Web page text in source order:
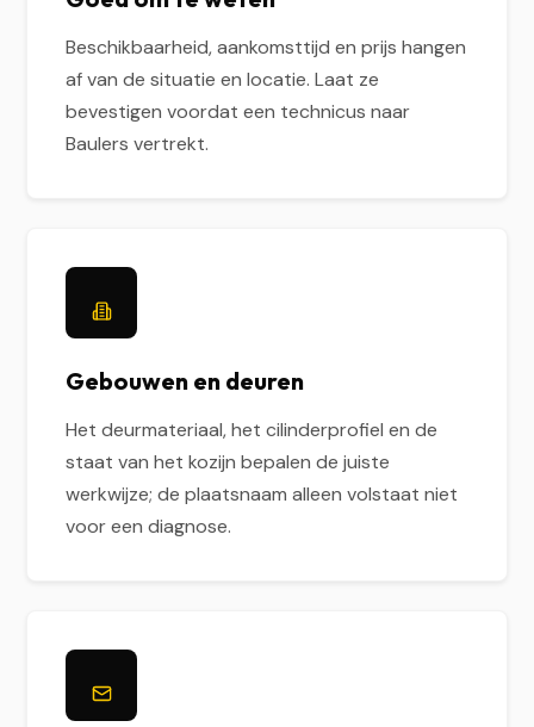
Beschikbaarheid, aankomsttijd en prijs hangen
af van de situatie en locatie. Laat ze
bevestigen voordat een technicus naar
Baulers vertrekt.
Gebouwen en deuren
Het deurmateriaal, het cilinderprofiel en de
staat van het kozijn bepalen de juiste
werkwijze; de plaatsnaam alleen volstaat niet
voor een diagnose.